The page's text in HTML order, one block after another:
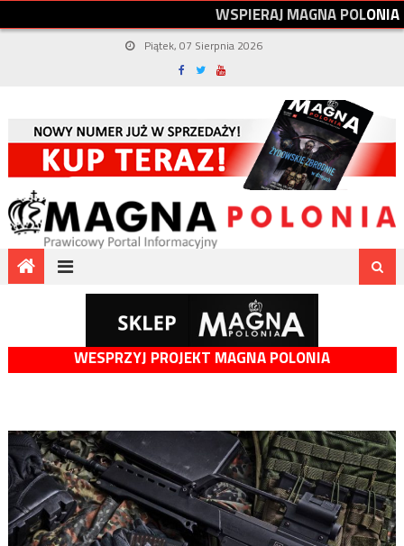
WSPIERAJMAGNAPOLONIA
Piątek, 07 Sierpnia 2026
WESPRZYJ PROJEKT MAGNA POLONIA